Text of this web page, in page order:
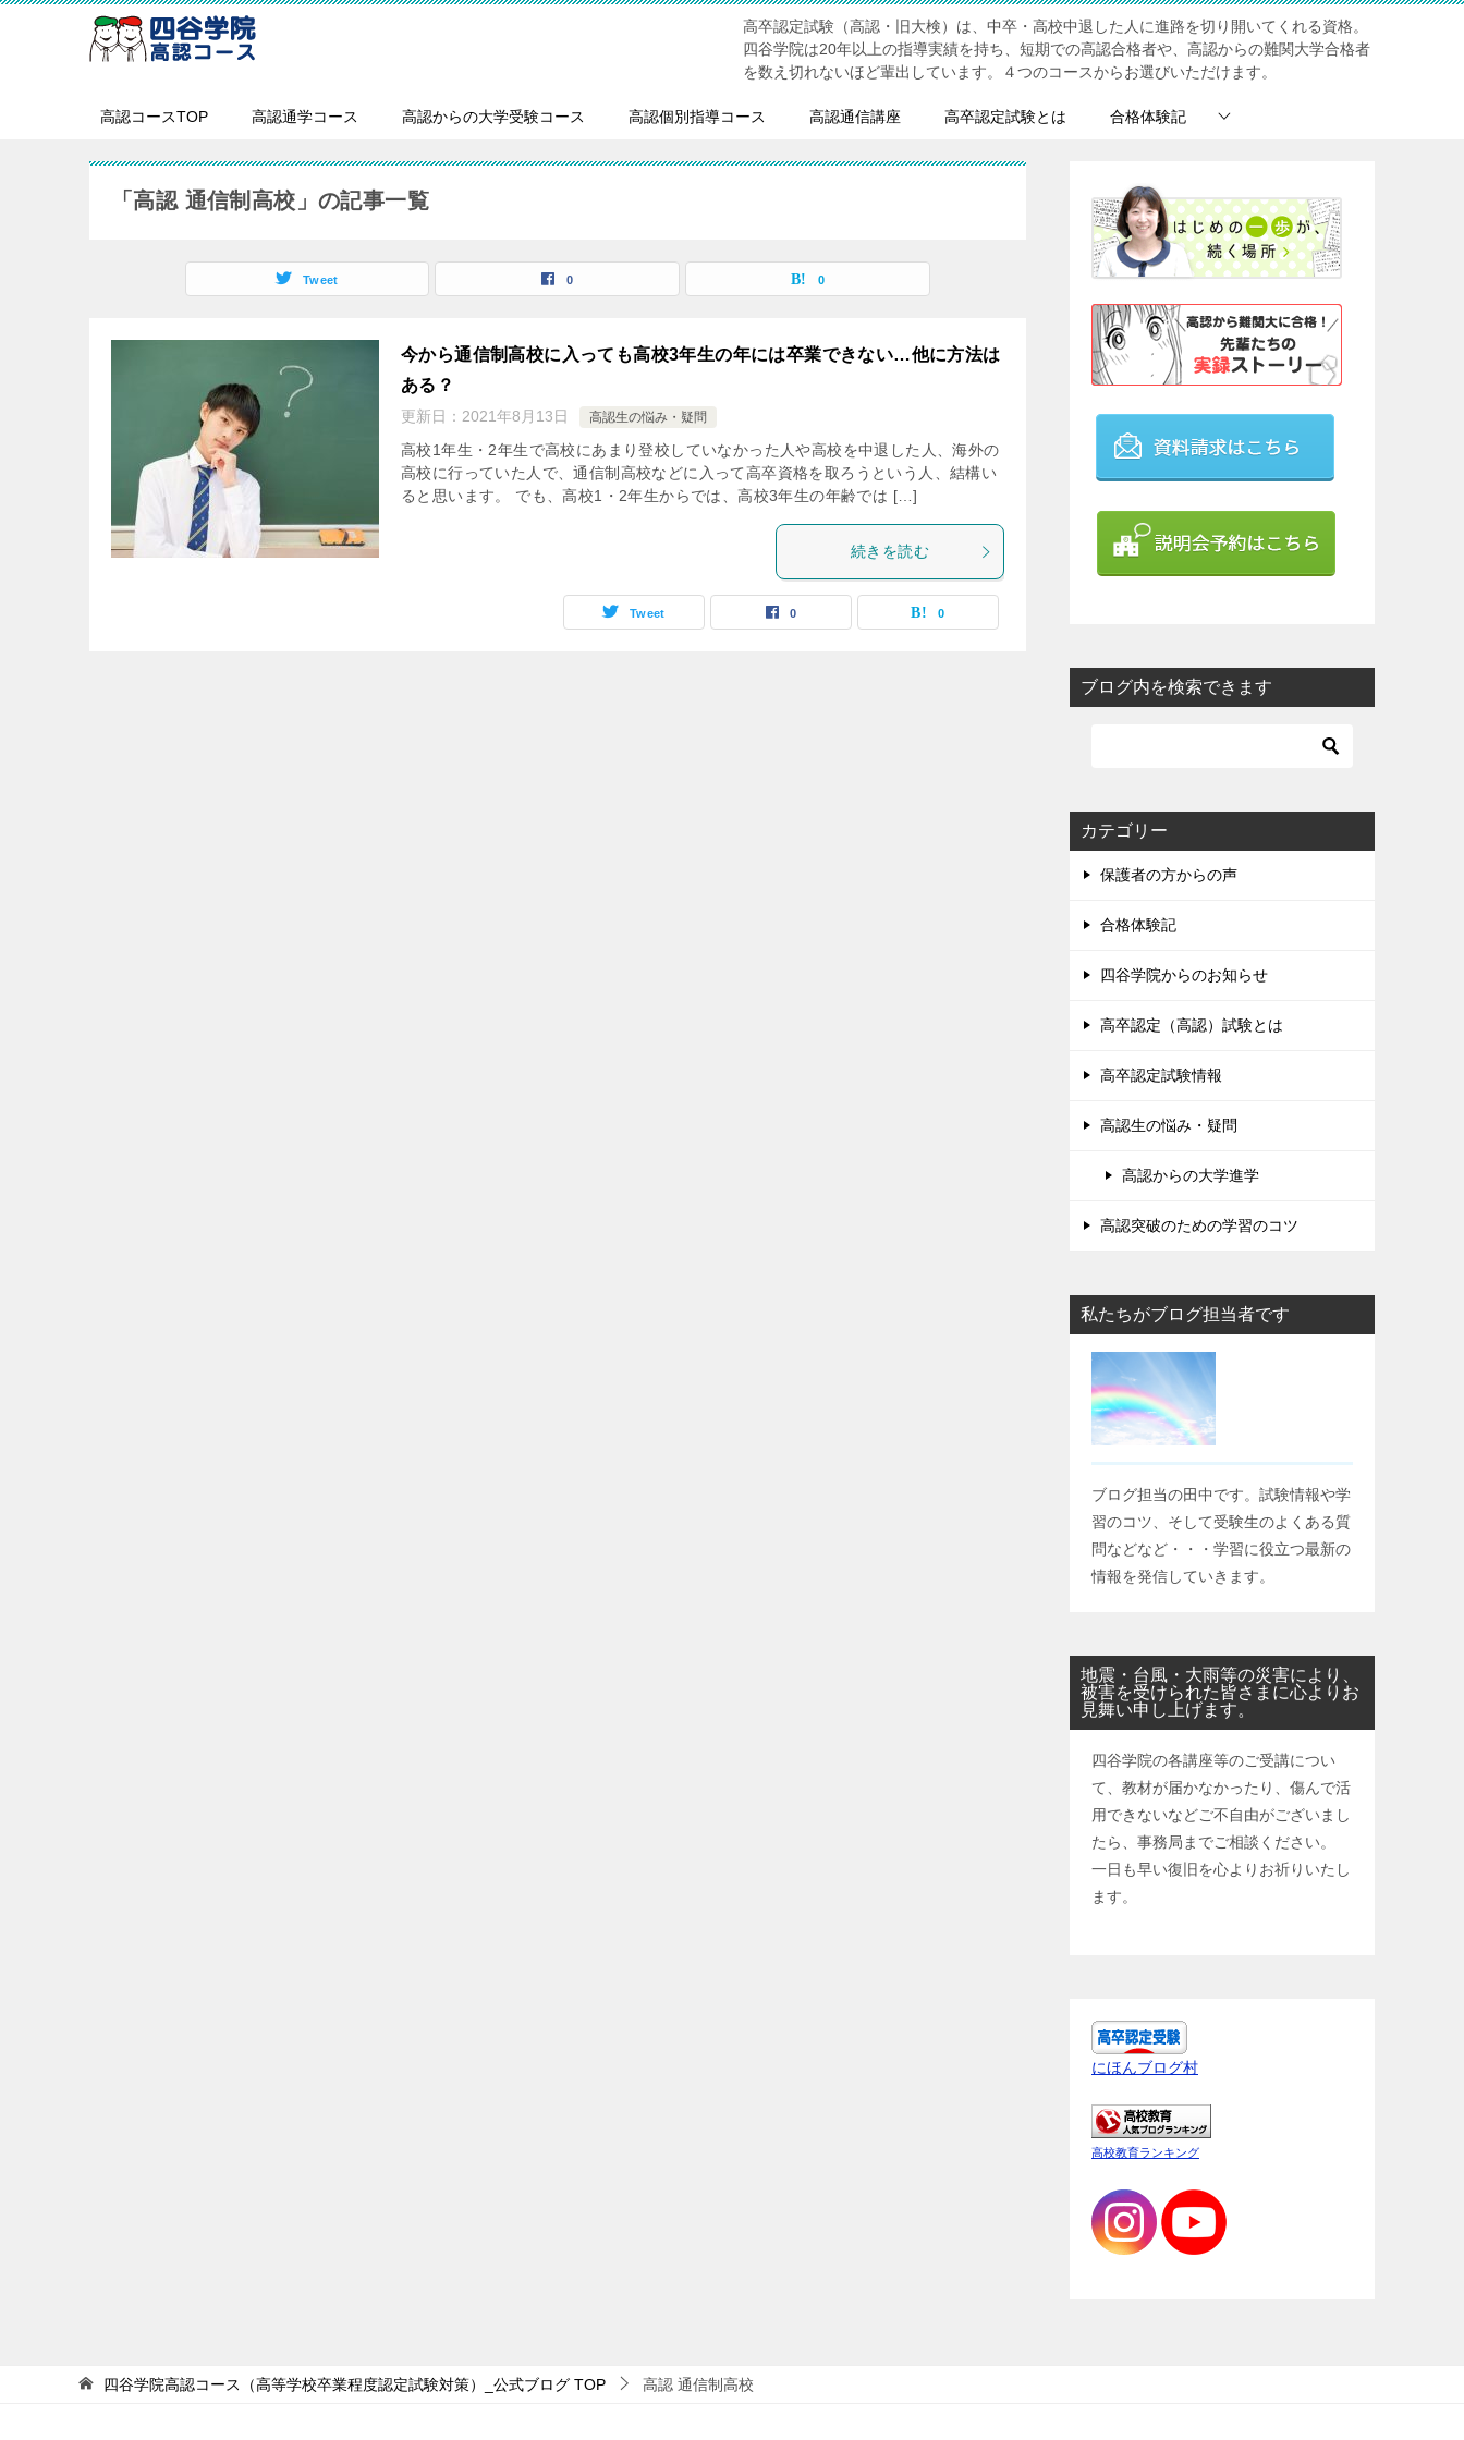
高卒認定試験（高認・旧大検）は、中卒・高校中退した人に進路を切り開いてくれる資格。
四谷学院は20年以上の指導実績を持ち、短期での高認合格者や、高認からの難関大学合格者
を数え切れないほど輩出しています。４つのコースからお選びいただけます。
高認コースTOP 高認通学コース 高認からの大学受験コース 高認個別指導コース 高認通信講座 高卒認定試験とは 合格体験記
「高認 通信制高校」の記事一覧
Tweet 0 0
今から通信制高校に入っても高校3年生の年には卒業できない…他に方法は
ある？
更新日： 2021年8月13日 高認生の悩み・疑問
高校1年生・2年生で高校にあまり登校していなかった人や高校を中退した人、海外の
高校に行っていた人で、通信制高校などに入って高卒資格を取ろうという人、結構い
ると思います。 でも、高校1・2年生からでは、高校3年生の年齢では […]
続きを読む
Tweet 0 0
ブログ内を検索できます
カテゴリー
保護者の方からの声
合格体験記
四谷学院からのお知らせ
高卒認定（高認）試験とは
高卒認定試験情報
高認生の悩み・疑問
高認からの大学進学
高認突破のための学習のコツ
私たちがブログ担当者です
ブログ担当の田中です。試験情報や学
習のコツ、そして受験生のよくある質
問などなど・・・学習に役立つ最新の
情報を発信していきます。
地震・台風・大雨等の災害により、
被害を受けられた皆さまに心よりお
見舞い申し上げます。
四谷学院の各講座等のご受講につい
て、教材が届かなかったり、傷んで活
用できないなどご不自由がございまし
たら、事務局までご相談ください。
一日も早い復旧を心よりお祈りいたし
ます。
にほんブログ村
高校教育ランキング
四谷学院高認コース（高等学校卒業程度認定試験対策）_公式ブログ TOP 高認 通信制高校